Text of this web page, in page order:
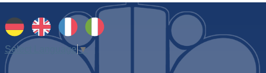
Select Language▼